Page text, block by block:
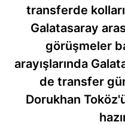
transferde
Galatasaray
görüşmeler
arayışlarında
de transfer
Dorukhan